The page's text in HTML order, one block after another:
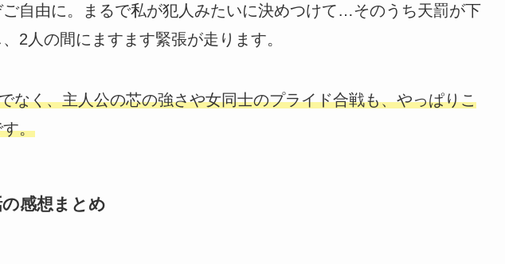
自由に。まるで私が犯人みたいに決めつけて…そのうち天罰が下
2人の間にますます緊張が走ります。
なく、主人公の芯の強さや女同士のプライド合戦も、やっぱりこ
。
感想まとめ